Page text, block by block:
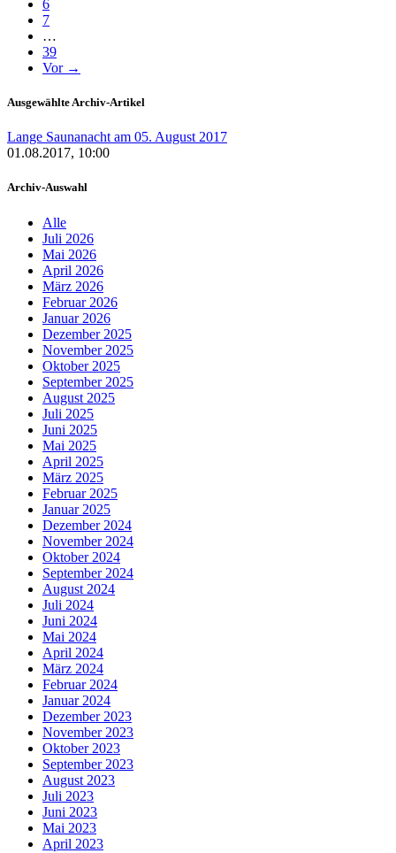
6
7
…
39
Vor →
Ausgewählte Archiv-Artikel
Lange Saunanacht am 05. August 2017
01.08.2017, 10:00
Archiv-Auswahl
Alle
Juli 2026
Mai 2026
April 2026
März 2026
Februar 2026
Januar 2026
Dezember 2025
November 2025
Oktober 2025
September 2025
August 2025
Juli 2025
Juni 2025
Mai 2025
April 2025
März 2025
Februar 2025
Januar 2025
Dezember 2024
November 2024
Oktober 2024
September 2024
August 2024
Juli 2024
Juni 2024
Mai 2024
April 2024
März 2024
Februar 2024
Januar 2024
Dezember 2023
November 2023
Oktober 2023
September 2023
August 2023
Juli 2023
Juni 2023
Mai 2023
April 2023